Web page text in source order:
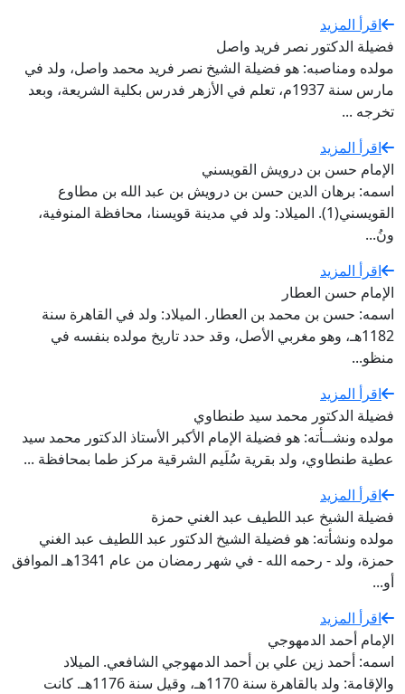
اقرأ المزيد
فضيلة الدكتور نصر فريد واصل
مولده ومناصبه: هو فضيلة الشيخ نصر فريد محمد واصل، ولد في
مارس سنة 1937م، تعلم في الأزهر فدرس بكلية الشريعة، وبعد
تخرجه ...
اقرأ المزيد
الإمام حسن بن درويش القويسني
اسمه: برهان الدين حسن بن درويش بن عبد الله بن مطاوع
القويسني(1). الميلاد: ولد في مدينة قويسنا، محافظة المنوفية،
ونُ...
اقرأ المزيد
الإمام حسن العطار
اسمه: حسن بن محمد بن العطار. الميلاد: ولد في القاهرة سنة
1182هـ، وهو مغربي الأصل، وقد حدد تاريخ مولده بنفسه في
منظو...
اقرأ المزيد
فضيلة الدكتور محمد سيد طنطاوي
مولده ونشــأته: هو فضيلة الإمام الأكبر الأستاذ الدكتور محمد سيد
عطية طنطاوي، ولد بقرية سُلَيم الشرقية مركز طما بمحافظة ...
اقرأ المزيد
فضيلة الشيخ عبد اللطيف عبد الغني حمزة
مولده ونشأته: هو فضيلة الشيخ الدكتور عبد اللطيف عبد الغني
حمزة، ولد - رحمه الله - في شهر رمضان من عام 1341هـ الموافق
أو...
اقرأ المزيد
الإمام أحمد الدمهوجي
اسمه: أحمد زين علي بن أحمد الدمهوجي الشافعي. الميلاد
والإقامة: ولد بالقاهرة سنة 1170هـ، وقيل سنة 1176هـ. كانت